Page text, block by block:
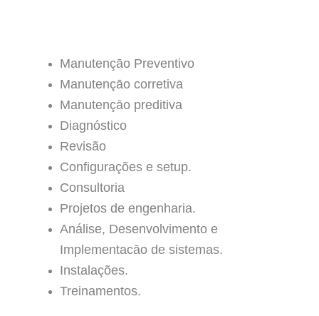
Manutençāo Preventivo
Manutençāo corretiva
Manutençāo preditiva
Diagnóstico
Revisão
Configurações e setup.
Consultoria
Projetos de engenharia.
Análise, Desenvolvimento e
Implementacāo de sistemas.
Instalações.
Treinamentos.